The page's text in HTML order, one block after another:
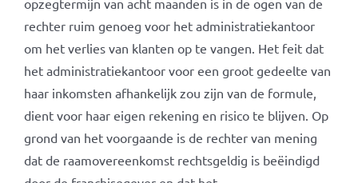
opzegtermijn van acht maanden is in de ogen van de
rechter ruim genoeg voor het administratiekantoor
om het verlies van klanten op te vangen. Het feit dat
het administratiekantoor voor een groot gedeelte van
haar inkomsten afhankelijk zou zijn van de formule,
dient voor haar eigen rekening en risico te blijven. Op
grond van het voorgaande is de rechter van mening
dat de raamovereenkomst rechtsgeldig is beëindigd